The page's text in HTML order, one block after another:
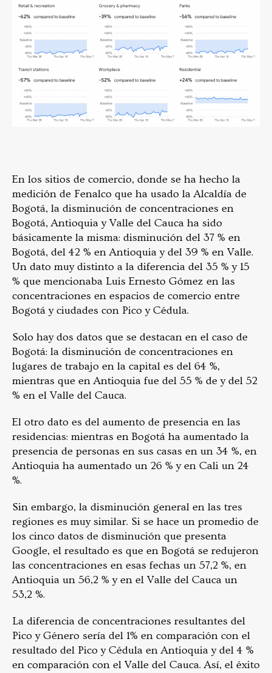
En los sitios de comercio, donde se ha hecho la
medición de Fenalco que ha usado la Alcaldía de
Bogotá, la disminución de concentraciones en
Bogotá, Antioquia y Valle del Cauca ha sido
básicamente la misma: disminución del 37 % en
Bogotá, del 42 % en Antioquia y del 39 % en Valle.
Un dato muy distinto a la diferencia del 35 % y 15
% que mencionaba Luis Ernesto Gómez en las
concentraciones en espacios de comercio entre
Bogotá y ciudades con Pico y Cédula.
Solo hay dos datos que se destacan en el caso de
Bogotá: la disminución de concentraciones en
lugares de trabajo en la capital es del 64 %,
mientras que en Antioquia fue del 55 % de y del 52
% en el Valle del Cauca.
El otro dato es del aumento de presencia en las
residencias: mientras en Bogotá ha aumentado la
presencia de personas en sus casas en un 34 %, en
Antioquia ha aumentado un 26 % y en Cali un 24
%.
Sin embargo, la disminución general en las tres
regiones es muy similar. Si se hace un promedio de
los cinco datos de disminución que presenta
Google, el resultado es que en Bogotá se redujeron
las concentraciones en esas fechas un 57,2 %, en
Antioquia un 56,2 % y en el Valle del Cauca un
53,2 %.
La diferencia de concentraciones resultantes del
Pico y Género sería del 1% en comparación con el
resultado del Pico y Cédula en Antioquia y del 4 %
en comparación con el Valle del Cauca. Así, el éxito